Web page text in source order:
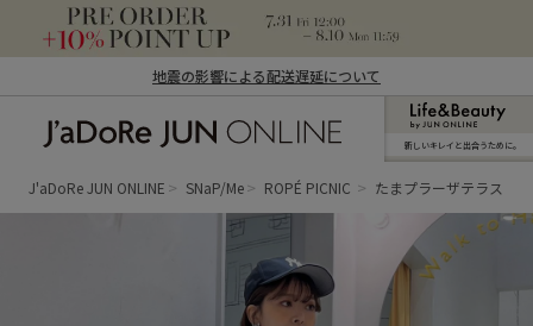
地震の影響による配送遅延について
ン オンライン）
新しいキレイと出合うために。
J'aDoRe JUN ONLINE SNaP/Me ROPÉ PICNIC たまプラーザテラス